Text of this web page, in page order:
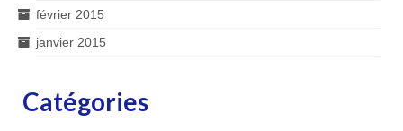
février 2015
janvier 2015
Catégories